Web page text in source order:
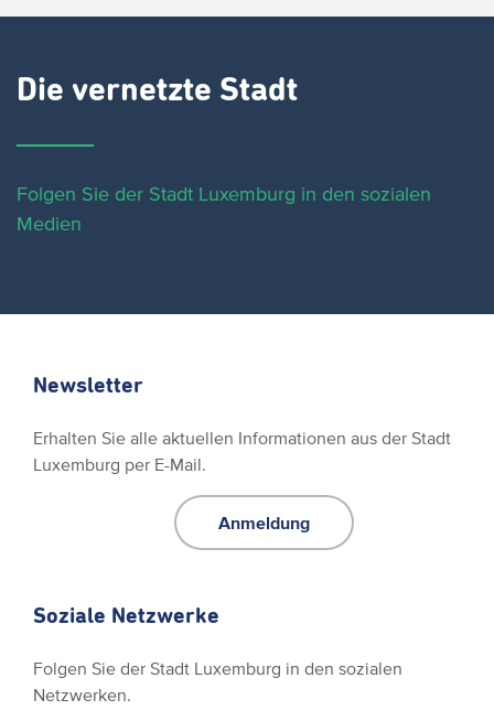
Die vernetzte Stadt
Folgen Sie der Stadt Luxemburg in den sozialen
Medien
Newsletter
Erhalten Sie alle aktuellen Informationen aus der Stadt
Luxemburg per E-Mail.
Anmeldung
Soziale Netzwerke
Folgen Sie der Stadt Luxemburg in den sozialen
Netzwerken.